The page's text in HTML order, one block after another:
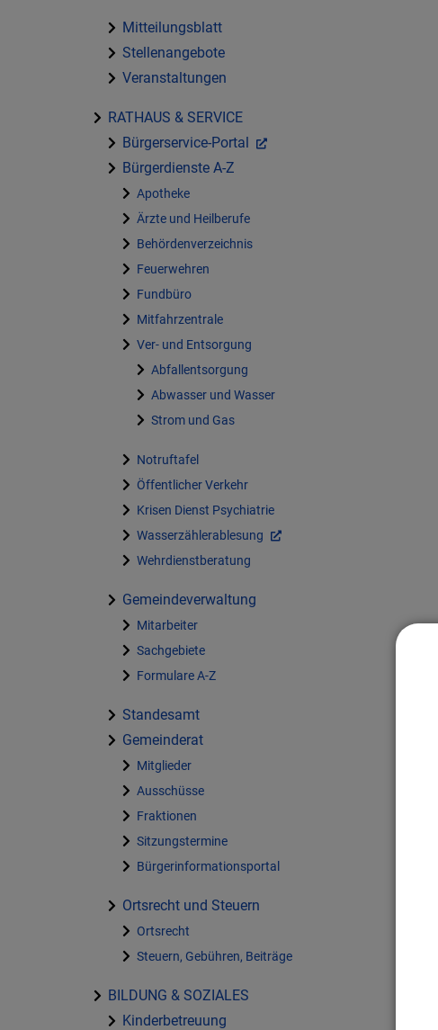
Mitteilungsblatt
Stellenangebote
Veranstaltungen
RATHAUS & SERVICE
Bürgerservice-Portal
Bürgerdienste A-Z
Apotheke
Ärzte und Heilberufe
Behördenverzeichnis
Feuerwehren
Fundbüro
Mitfahrzentrale
Ver- und Entsorgung
Abfallentsorgung
Abwasser und Wasser
Strom und Gas
Notruftafel
Öffentlicher Verkehr
Krisen Dienst Psychiatrie
Wasserzählerablesung
Wehrdienstberatung
Gemeindeverwaltung
Mitarbeiter
Sachgebiete
Formulare A-Z
Standesamt
Gemeinderat
Mitglieder
Ausschüsse
Fraktionen
Sitzungstermine
Bürgerinformationsportal
Ortsrecht und Steuern
Ortsrecht
Steuern, Gebühren, Beiträge
BILDUNG & SOZIALES
Kinderbetreuung